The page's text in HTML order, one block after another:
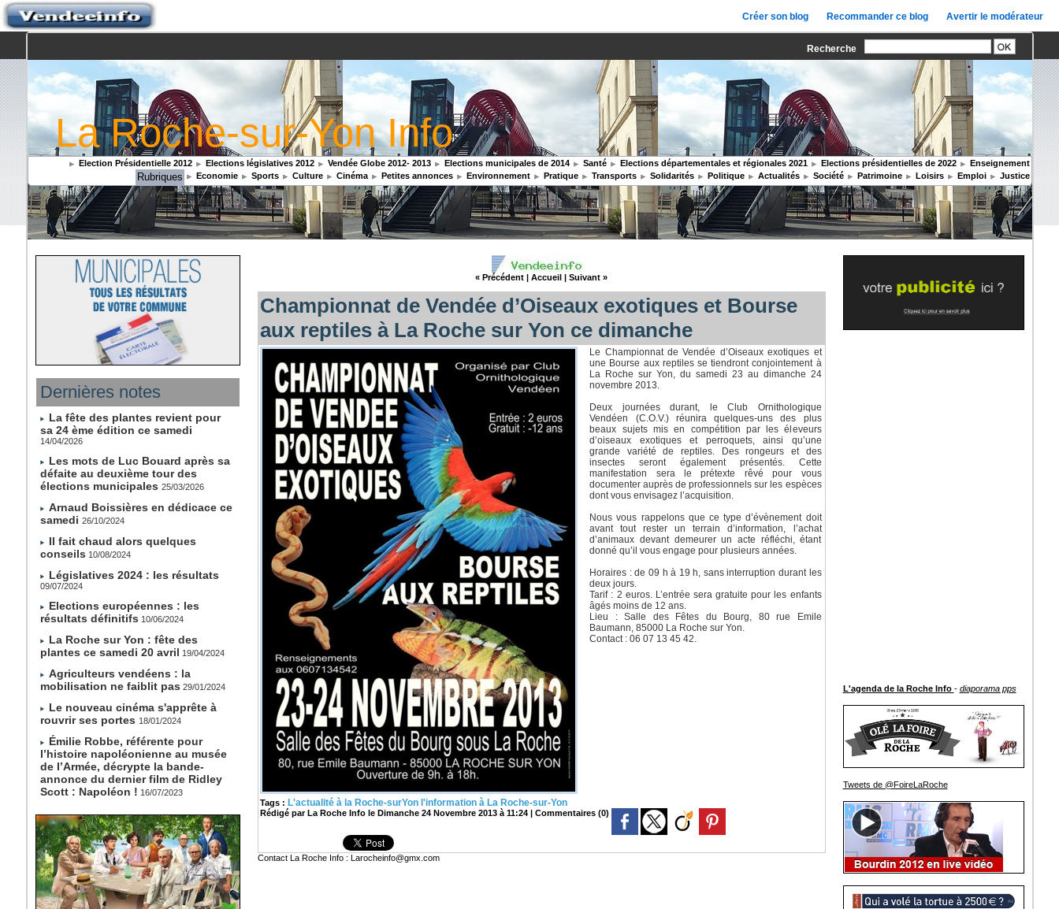
Créer son blog Recommander ce blog Avertir le modérateur
Recherche
La Roche-sur-Yon Info
Enseignement
Elections présidentielles de 2022
Elections départementales et régionales 2021
Santé
Elections municipales de 2014
Vendée Globe 2012- 2013
Elections législatives 2012
Election Présidentielle 2012
Justice
Emploi
Loisirs
Patrimoine
Société
Actualités
Politique
Solidarités
Transports
Pratique
Environnement
Petites annonces
Cinéma
Culture
Sports
Economie
Rubriques
Dernières notes
La fête des plantes revient pour
sa 24 ème édition ce samedi
14/04/2026
Les mots de Luc Bouard après sa
défaite au deuxième tour des
élections municipales 25/03/2026
Arnaud Boissières en dédicace ce
samedi 26/10/2024
Il fait chaud alors quelques
conseils 10/08/2024
Législatives 2024 : les résultats
09/07/2024
Elections européennes : les
résultats définitifs 10/06/2024
La Roche sur Yon : fête des
plantes ce samedi 20 avril 19/04/2024
Agriculteurs vendéens : la
mobilisation ne faiblit pas 29/01/2024
Le nouveau cinéma s'apprête à
rouvrir ses portes 18/01/2024
Émilie Robbe, référente pour
l’histoire napoléonienne au musée
de l’Armée, décrypte la bande-
annonce du dernier film de Ridley
Scott : Napoléon ! 16/07/2023
« Précédent | Accueil | Suivant »
Championnat de Vendée d’Oiseaux exotiques et Bourse
aux reptiles à La Roche sur Yon ce dimanche
Le Championnat de Vendée d’Oiseaux exotiques et
une Bourse aux reptiles se tiendront conjointement à
La Roche sur Yon, du samedi 23 au dimanche 24
novembre 2013.
Deux journées durant, le Club Ornithologique
Vendéen (C.O.V.) réunira quelques-uns des plus
beaux sujets mis en compétition par les éleveurs
d’oiseaux exotiques et perroquets, ainsi qu’une
grande variété de reptiles. Des rongeurs et des
insectes seront également présentés. Cette
manifestation sera le prétexte rêvé pour vous
documenter auprès de professionnels sur les espèces
dont vous envisagez l’acquisition.
Nous vous rappelons que ce type d’évènement doit
avant tout rester un terrain d’information, l’achat
d’animaux devant demeurer un acte réfléchi, étant
donné qu’il vous engage pour plusieurs années.
Horaires : de 09 h à 19 h, sans interruption durant les
deux jours.
Tarif : 2 euros. L’entrée sera gratuite pour les enfants
âgés moins de 12 ans.
Lieu : Salle des Fêtes du Bourg, 80 rue Emile
Baumann, 85000 La Roche sur Yon.
Contact : 06 07 13 45 42.
Tags : L'actualité à la Roche-surYon l'information à La Roche-sur-Yon
Rédigé par La Roche Info le Dimanche 24 Novembre 2013 à 11:24 | Commentaires (0)
Contact La Roche Info : Larocheinfo@gmx.com
L'agenda de la Roche Info - diaporama pps
Tweets de @FoireLaRoche